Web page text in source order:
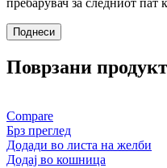
пребарувач за следниот пат
Поврзани
Compare
Брз преглед
Додади во листа на желби
Додај во кошница